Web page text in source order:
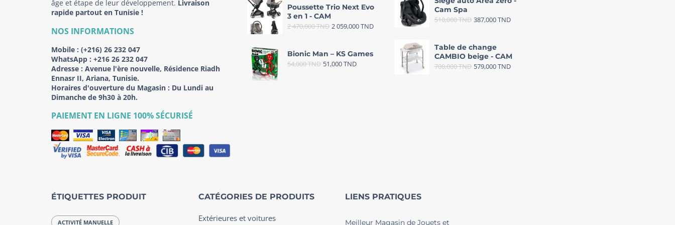
âge et étape de leur développement. Livraison
rapide partout en Tunisie !
NOS INFORMATIONS
Mobile : (+216) 26 232 047
WhatsApp : +216 26 232 047
Adresse : Avenue l'ère nouvelle, Résidence Riadh
Ennasr II, Ariana, Tunisie.
Horaires d'ouverture du Magasin : Du Lundi au
Dimanche de 9h30 à 20h.
PAIEMENT EN LIGNE 100% SÉCURISÉ
Poussette Trio Next Evo
3 en 1 - CAM
2 470,000TND 2 059,000TND
Bionic Man – KS Games
54,000TND 51,000TND
Cam Spa
510,000TND 387,000TND
Table de change
CAMBIO beige - CAM
700,000TND 579,000TND
ÉTIQUETTES PRODUIT
ACTIVITÉ MANUELLE
CATÉGORIES DE PRODUITS
Extérieures et voitures
LIENS PRATIQUES
Meilleur Magasin de Jouets et